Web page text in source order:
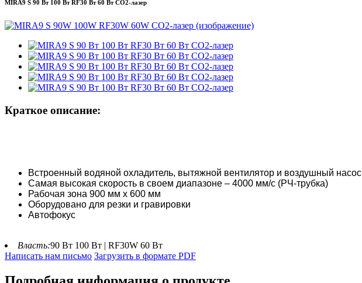
MIRA9 S 90 Вт 100 Вт RF30 Вт 60 Вт CO2-лазер
Краткое описание:
Встроенный водяной охладитель, вытяжной вентилятор и воздушный насос
Самая высокая скорость в своем диапазоне – 4000 мм/с (РЧ-трубка)
Рабочая зона 900 мм x 600 мм
Оборудовано для резки и гравировки
Автофокус
Власть:90 Вт 100 Вт | RF30W 60 Вт
Написать нам письмо Загрузить в формате PDF